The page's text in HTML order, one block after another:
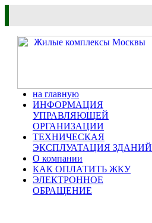
на главную
ИНФОРМАЦИЯ
УПРАВЛЯЮЩЕЙ
ОРГАНИЗАЦИИ
ТЕХНИЧЕСКАЯ
ЭКСПЛУАТАЦИЯ ЗДАНИЙ
О компании
КАК ОПЛАТИТЬ ЖКУ
ЭЛЕКТРОННОЕ
ОБРАЩЕНИЕ